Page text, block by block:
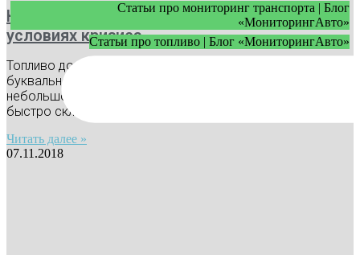
Статьи про мониторинг транспорта | Блог
«МониторингАвто»
Статьи про топливо | Блог «МониторингАвто»
Как экономить топливо в автопарке в
условиях кризиса
Топливо дорожает, а его нехватка делает каждый литр
буквально на вес золота. Для автопарка сейчас даже
небольшой перерасход — это прямые убытки, которые
быстро складываются
Читать далее »
07.11.2018